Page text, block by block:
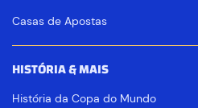
Casas de Apostas
HISTÓRIA & MAIS
História da Copa do Mundo